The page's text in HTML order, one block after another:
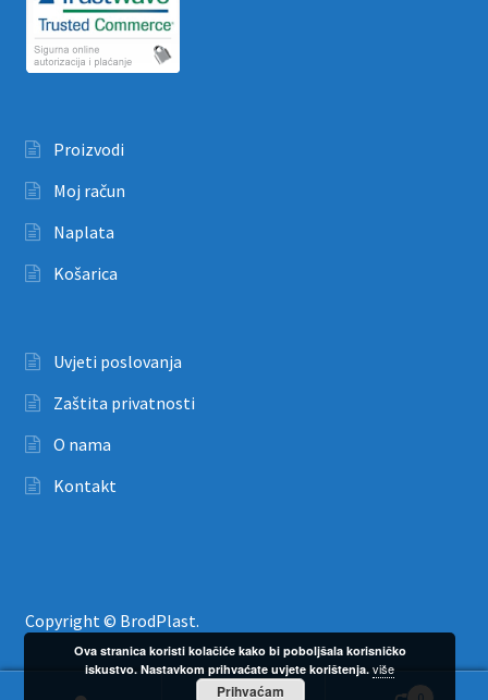
Proizvodi
Moj račun
Naplata
Košarica
Uvjeti poslovanja
Zaštita privatnosti
O nama
Kontakt
Copyright © BrodPlast.
Ova stranica koristi kolačiće kako bi poboljšala korisničko
iskustvo. Nastavkom prihvaćate uvjete korištenja.više
Prihvaćam